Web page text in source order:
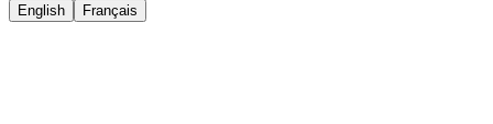
English
Français